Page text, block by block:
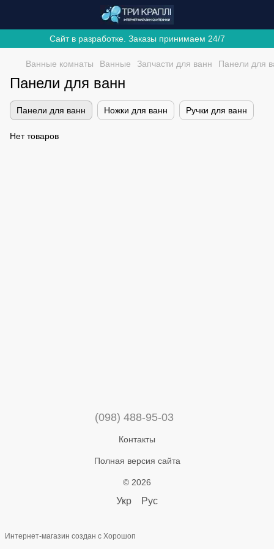
Сайт в разработке. Заказы принимаем 24/7
Ванные комнаты Ванные Запчасти для ванн Панели для
Панели для ванн
Панели для ванн Ножки для ванн Ручки для ванн
Нет товаров
(098) 488-95-03
Контакты
Полная версия сайта
© 2026
Укр Рус
Интернет-магазин создан с Хорошоп